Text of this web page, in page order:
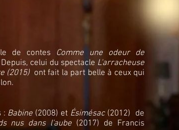
de contes Comme une odeur de
celui du spectacle L'arracheuse
(2015) ont fait la part belle à ceux qui
: Babine (2008) et Ésimésac (2012) de
nus dans l'aube (2017) de Francis